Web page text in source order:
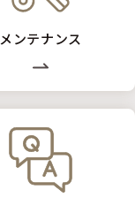
メンテナンス